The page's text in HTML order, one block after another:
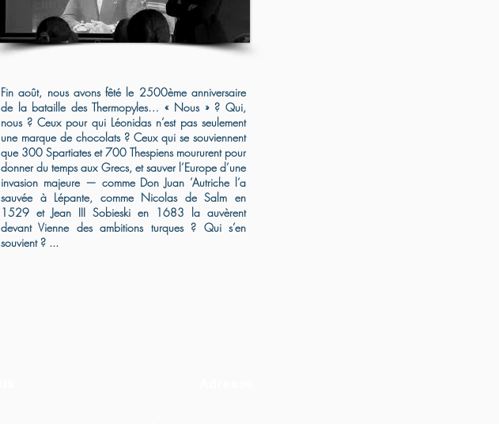
Fin août, nous avons fêté le 2500ème anniversaire
de la bataille des Thermopyles… « Nous » ? Qui,
nous ? Ceux pour qui Léonidas n’est pas seulement
une marque de chocolats ? Ceux qui se souviennent
que 300 Spartiates et 700 Thespiens moururent pour
donner du temps aux Grecs, et sauver l’Europe d’une
invasion majeure — comme Don Juan ’Autriche l’a
sauvée à Lépante, comme Nicolas de Salm en
1529 et Jean III Sobieski en 1683 la auvèrent
devant Vienne des ambitions turques ? Qui s’en
souvient ? ...